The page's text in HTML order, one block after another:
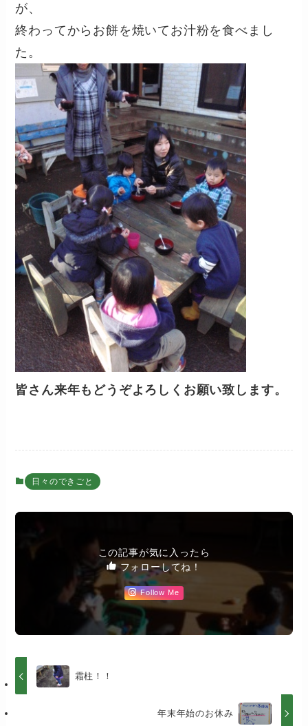
が、
終わってからお餅を焼いてお汁粉を食べまし
た。
皆さん来年もどうぞよろしくお願い致します。
日々のできごと
この記事が気に入ったら
フォローしてね！
Follow Me
霜柱！！
年末年始のお休み